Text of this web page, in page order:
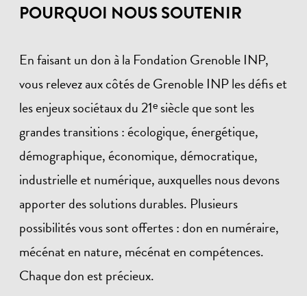
POURQUOI NOUS SOUTENIR
En faisant un don à la Fondation Grenoble INP,
vous relevez aux côtés de Grenoble INP les défis et
les enjeux sociétaux du 21ᵉ siècle que sont les
grandes transitions : écologique, énergétique,
démographique, économique, démocratique,
industrielle et numérique, auxquelles nous devons
apporter des solutions durables. Plusieurs
possibilités vous sont offertes : don en numéraire,
mécénat en nature, mécénat en compétences.
Chaque don est précieux.